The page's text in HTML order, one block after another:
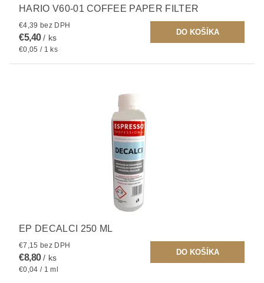
HARIO V60-01 COFFEE PAPER FILTER
€4,39 bez DPH
€5,40/ ks
€0,05 / 1 ks
EP DECALCI 250 ML
€7,15 bez DPH
€8,80/ ks
€0,04 / 1 ml